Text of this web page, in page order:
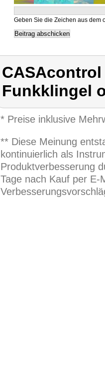
Geben Sie die Zeichen aus dem
Funkklingel
* Preise inklusive
** Diese Meinung
kontinuierlich als
Produktverbesserung
Tage nach Kauf per E-